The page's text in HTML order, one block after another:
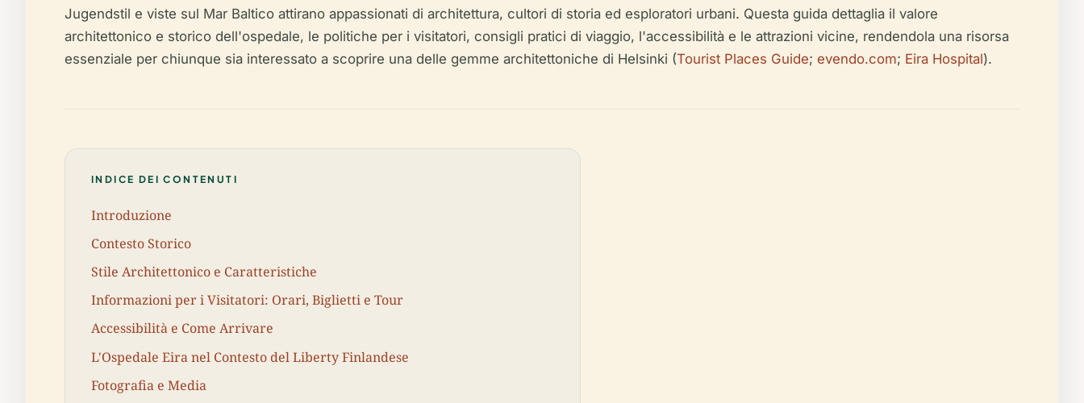
Jugendstil e viste sul Mar Baltico attirano appassionati di architettura, cultori di storia ed esploratori urbani. Questa guida dettaglia il valore
architettonico e storico dell'ospedale, le politiche per i visitatori, consigli pratici di viaggio, l'accessibilità e le attrazioni vicine, rendendola una risorsa
essenziale per chiunque sia interessato a scoprire una delle gemme architettoniche di Helsinki (Tourist Places Guide; evendo.com; Eira Hospital).
INDICE DEI CONTENUTI
Introduzione
Contesto Storico
Stile Architettonico e Caratteristiche
Informazioni per i Visitatori: Orari, Biglietti e Tour
Accessibilità e Come Arrivare
L'Ospedale Eira nel Contesto del Liberty Finlandese
Fotografia e Media